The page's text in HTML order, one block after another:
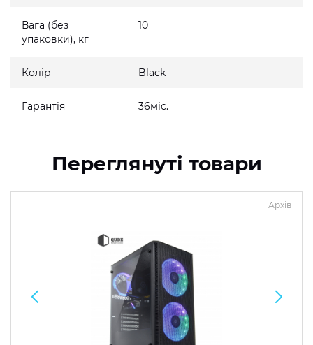
Вага (без
упаковки), кг
10
Колір Black
Гарантія 36міс.
Переглянуті товари
Архів